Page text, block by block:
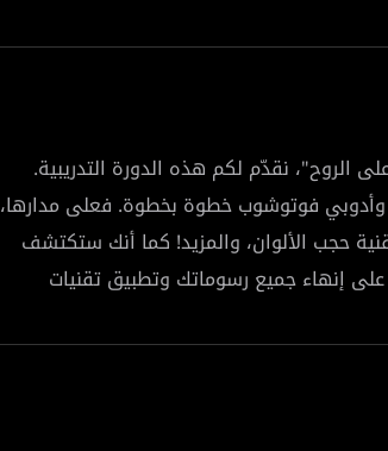
نقدّم لكم هذه الدورة التدريبية.
وأدوبي فوتوشوب خطوة بخطوة. فعلى مدارها،
حجب الألوان، والمزيد! كما أنك ستكتشف
إنهاء جميع رسوماتك وتطبيق تقنيات